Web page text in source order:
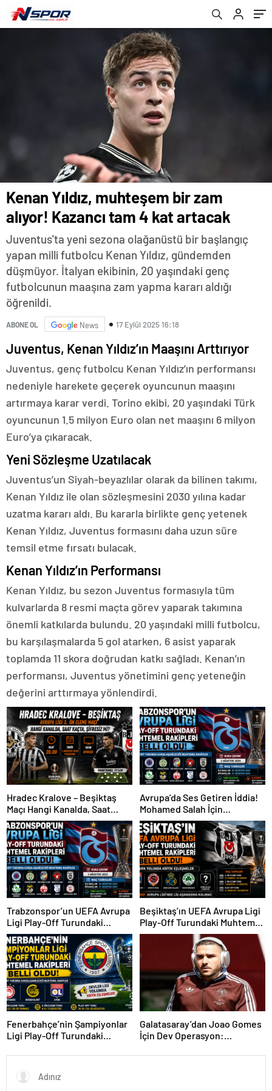
Kenan Yıldız, muhteşem bir zam
alıyor! Kazancı tam 4 kat artacak
Juventus'ta yeni sezona olağanüstü bir başlangıç
yapan milli futbolcu Kenan Yıldız, gündemden
düşmüyor. İtalyan ekibinin, 20 yaşındaki genç
futbolcunun maaşına zam yapma kararı aldığı
öğrenildi.
ABONE OL News 17 Eylül 2025 16:18
Juventus, Kenan Yıldız’ın Maaşını Arttırıyor
Juventus, genç futbolcu Kenan Yıldız’ın performansı
nedeniyle harekete geçerek oyuncunun maaşını
artırmaya karar verdi. Torino ekibi, 20 yaşındaki Türk
oyuncunun 1.5 milyon Euro olan net maaşını 6 milyon
Euro’ya çıkaracak.
Yeni Sözleşme Uzatılacak
Juventus’un Siyah-beyazlılar olarak da bilinen takımı,
Kenan Yıldız ile olan sözleşmesini 2030 yılına kadar
uzatma kararı aldı. Bu kararla birlikte genç yetenek
Kenan Yıldız, Juventus formasını daha uzun süre
temsil etme fırsatı bulacak.
Kenan Yıldız’ın Performansı
Kenan Yıldız, bu sezon Juventus formasıyla tüm
kulvarlarda 8 resmi maçta görev yaparak takımına
önemli katkılarda bulundu. 20 yaşındaki milli futbolcu,
bu karşılaşmalarda 5 gol atarken, 6 asist yaparak
toplamda 11 skora doğrudan katkı sağladı. Kenan’ın
performansı, Juventus yönetimini genç yeteneğin
değerini arttırmaya yönlendirdi.
Hradec Kralove – Beşiktaş
Maçı Hangi Kanalda, Saat
Kaçta, Şifresiz Mi?
Avrupa’da Ses Getiren İddia!
Mohamed Salah İçin
Trabzonspor Sürprizi
Trabzonspor’un UEFA Avrupa
Ligi Play-Off Turundaki
Muhtemel Rakipleri Belli
Oldu!
Beşiktaş’ın UEFA Avrupa Ligi
Play-Off Turundaki Muhtemel
Rakipleri Belli Oldu! Avrupa
Yolunda Kritik Eşleşmeler
Fenerbahçe’nin Şampiyonlar
Ligi Play-Off Turundaki
Oldu!
Galatasaray’dan Joao Gomes
İçin Dev Operasyon:
Gündemde